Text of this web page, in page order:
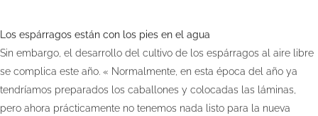
Los espárragos están con los pies en el agua
Sin embargo, el desarrollo del cultivo de los espárragos al aire libre
se complica este año. « Normalmente, en esta época del año ya
tendríamos preparados los caballones y colocadas las láminas,
pero ahora prácticamente no tenemos nada listo para la nueva